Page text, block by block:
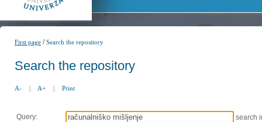
First page /Search the repository
Search the repository
A- | A+ | Print
Query:
search